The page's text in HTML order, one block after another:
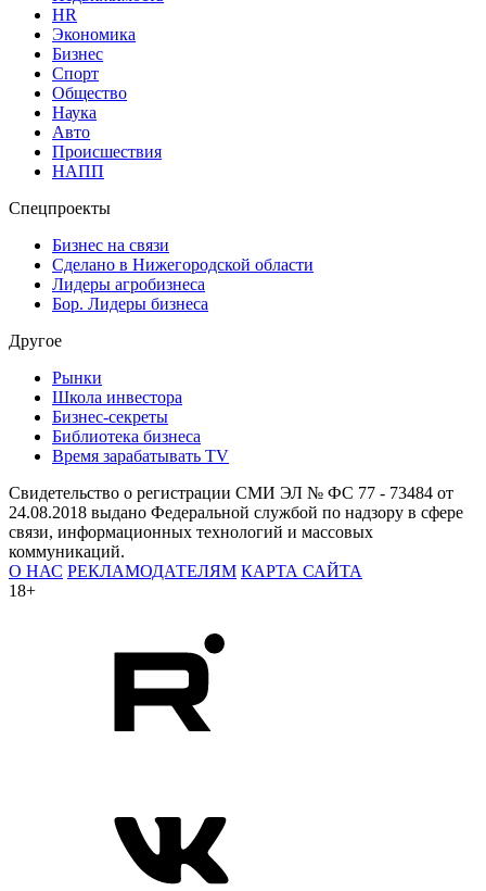
HR
Экономика
Бизнес
Спорт
Общество
Наука
Авто
Происшествия
НАПП
Спецпроекты
Бизнес на связи
Сделано в Нижегородской области
Лидеры агробизнеса
Бор. Лидеры бизнеса
Другое
Рынки
Школа инвестора
Бизнес-секреты
Библиотека бизнеса
Время зарабатывать TV
Свидетельство о регистрации СМИ ЭЛ № ФС 77 - 73484 от
24.08.2018 выдано Федеральной службой по надзору в сфере
связи, информационных технологий и массовых
коммуникаций.
О НАС РЕКЛАМОДАТЕЛЯМ КАРТА САЙТА
18+